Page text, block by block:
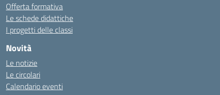
Offerta formativa
Le schede didattiche
I progetti delle classi
Novità
Le notizie
Le circolari
Calendario eventi